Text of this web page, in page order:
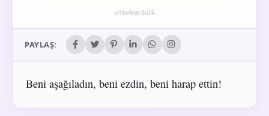
PAYLAŞ:
Beni aşağıladın, beni ezdin, beni harap ettin!